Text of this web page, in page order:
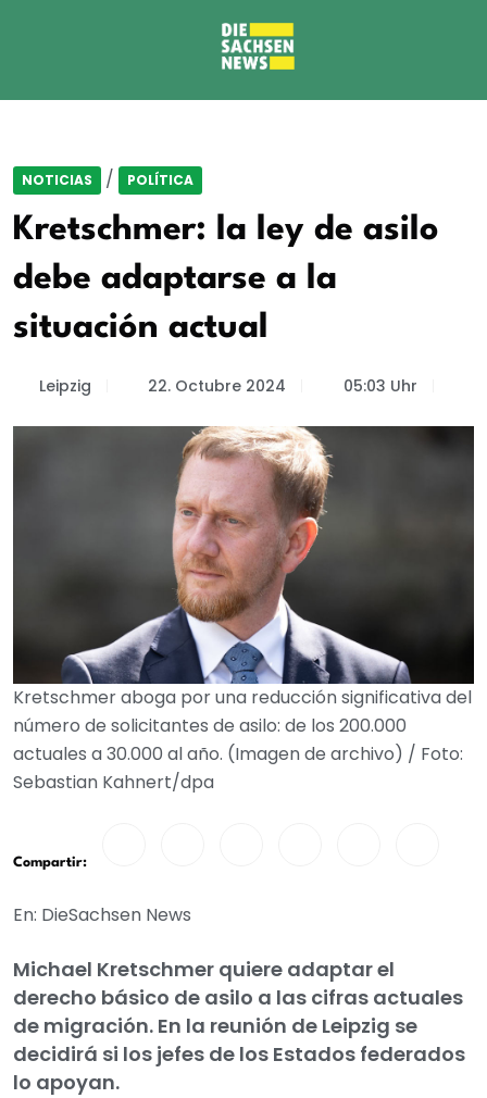
NOTICIAS / POLÍTICA
Kretschmer: la ley de asilo
debe adaptarse a la
situación actual
Leipzig 22. Octubre 2024 05:03 Uhr
Kretschmer aboga por una reducción significativa del
número de solicitantes de asilo: de los 200.000
actuales a 30.000 al año. (Imagen de archivo) / Foto:
Sebastian Kahnert/dpa
Compartir:
En: DieSachsen News
Michael Kretschmer quiere adaptar el
derecho básico de asilo a las cifras actuales
de migración. En la reunión de Leipzig se
decidirá si los jefes de los Estados federados
lo apoyan.